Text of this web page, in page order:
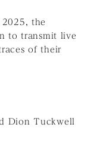
2025, the
to transmit live
of their
Dion Tuckwell